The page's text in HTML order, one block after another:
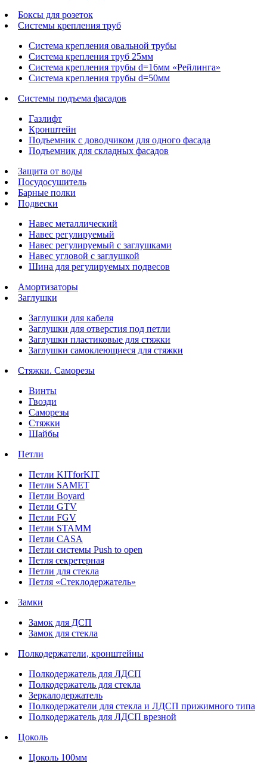
Боксы для розеток
Системы крепления труб
Система крепления овальной трубы
Система крепления труб 25мм
Система крепления трубы d=16мм «Рейлинга»
Система крепления трубы d=50мм
Системы подъема фасадов
Газлифт
Кронштейн
Подъемник с доводчиком для одного фасада
Подъемник для складных фасадов
Защита от воды
Посудосушитель
Барные полки
Подвески
Навес металлический
Навес регулируемый
Навес регулируемый с заглушками
Навес угловой с заглушкой
Шина для регулируемых подвесов
Амортизаторы
Заглушки
Заглушки для кабеля
Заглушки для отверстия под петли
Заглушки пластиковые для стяжки
Заглушки самоклеющиеся для стяжки
Стяжки. Саморезы
Винты
Гвозди
Саморезы
Стяжки
Шайбы
Петли
Петли KITforKIT
Петли SAMET
Петли Boyard
Петли GTV
Петли FGV
Петли STAMM
Петли CASA
Петли системы Push to open
Петля секретерная
Петли для стекла
Петля «Стеклодержатель»
Замки
Замок для ДСП
Замок для стекла
Полкодержатели, кронштейны
Полкодержатель для ЛДСП
Полкодержатель для стекла
Зеркалодержатель
Полкодержатели для стекла и ЛДСП прижимного типа
Полкодержатель для ЛДСП врезной
Цоколь
Цоколь 100мм